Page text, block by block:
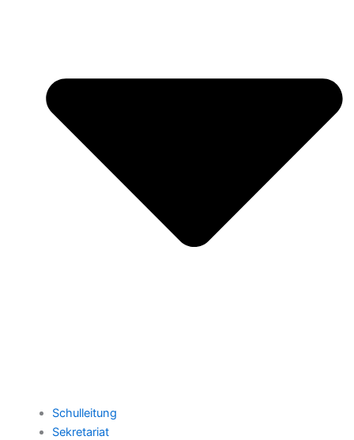
Schulleitung
Sekretariat